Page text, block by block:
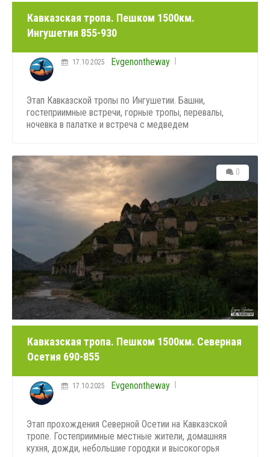
Кавказская тропа. Пешком 1500км.
Ингушетия 855-930
Evgenontheway
17.10.2025
Этап Кавказской тропы по Ингушетии. Башни,
гостеприимные встречи, горные тропы, перевалы,
ночевка в палатке и встреча с медведем
0
Кавказская тропа. Пешком 1500км. Северная
Осетия 690-855
Evgenontheway
17.10.2025
Этап прохождения Северной Осетии на Кавказской
тропе. Гостеприимные местные жители, домашняя
кухня, дожди, небольшие городки и высокогорья